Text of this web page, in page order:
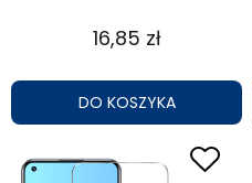
16,85 zł
DO KOSZYKA